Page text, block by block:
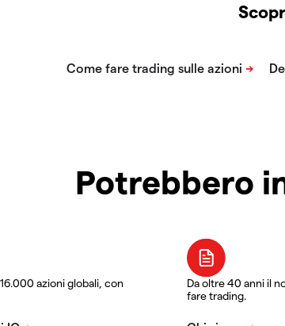
Potrebbero
azioni globali, con
Da oltre 40 anni il
fare trading.